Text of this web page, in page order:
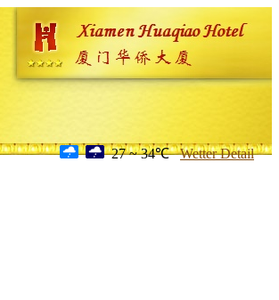
27 ~ 34℃ Wetter Detail